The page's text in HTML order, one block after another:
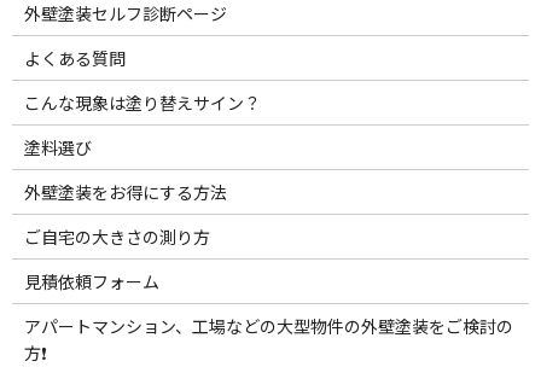
外壁塗装セルフ診断ページ
よくある質問
こんな現象は塗り替えサイン？
塗料選び
外壁塗装をお得にする方法
ご自宅の大きさの測り方
見積依頼フォーム
アパートマンション、工場などの大型物件の外壁塗装をご検討の
方❗️